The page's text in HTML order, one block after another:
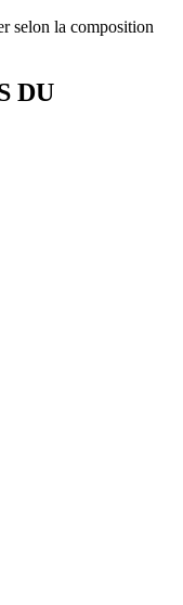
selon la composition
DU